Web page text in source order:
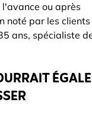
l'avance ou après
noté par les
ans, spécialiste